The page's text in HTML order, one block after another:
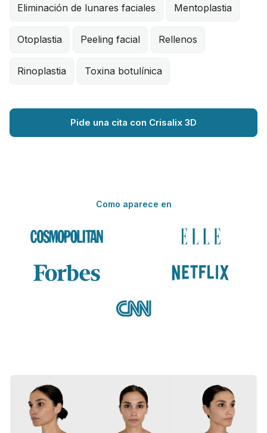
Eliminación de lunares faciales Mentoplastia
Otoplastia Peeling facial Rellenos
Rinoplastia Toxina botulínica
Pide una cita con Crisalix 3D
Como aparece en